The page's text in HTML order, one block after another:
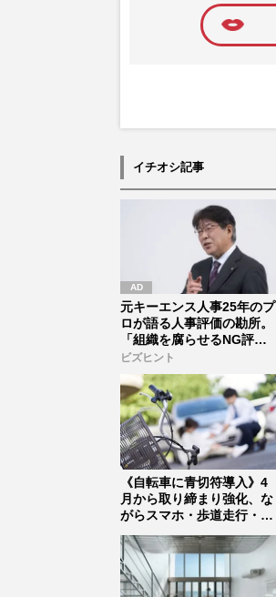
イチオシ記事
元キーエンス人事25年のプ
ロが語る人事評価の勘所。
「組織を腐らせるNG評
価」とは...
ビズヒント
《自転車に青切符導入》4
月から取り締まり強化、な
がらスマホ・歩道走行・並